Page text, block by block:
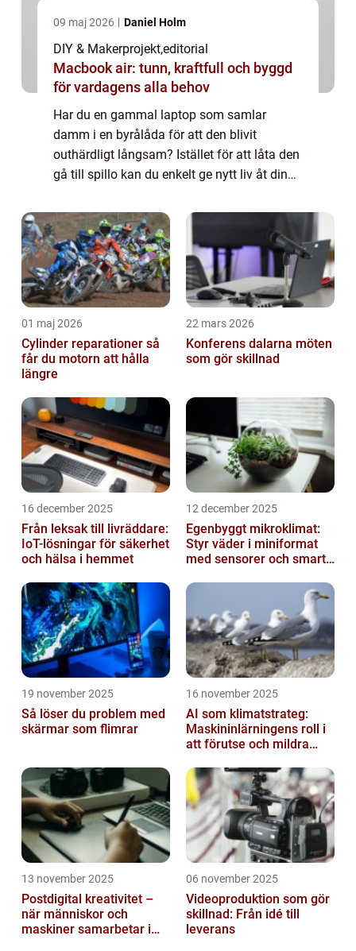
09 maj 2026 Daniel Holm
DIY & Makerprojekt,editorial
Macbook air: tunn, kraftfull och byggd
för vardagens alla behov
Har du en gammal laptop som samlar
damm i en byrålåda för att den blivit
outhärdligt långsam? Istället för att låta den
gå till spillo kan du enkelt ge nytt liv åt din
01 maj 2026
Cylinder reparationer så
får du motorn att hålla
längre
22 mars 2026
Konferens dalarna möten
som gör skillnad
16 december 2025
Från leksak till livräddare:
IoT-lösningar för säkerhet
och hälsa i hemmet
12 december 2025
Egenbyggt mikroklimat:
Styr väder i miniformat
med sensorer och smarta
19 november 2025
Så löser du problem med
skärmar som flimrar
16 november 2025
AI som klimatstrateg:
Maskininlärningens roll i
att förutse och mildra
13 november 2025
Postdigital kreativitet –
när människor och
maskiner samarbetar i
06 november 2025
Videoproduktion som gör
skillnad: Från idé till
leverans